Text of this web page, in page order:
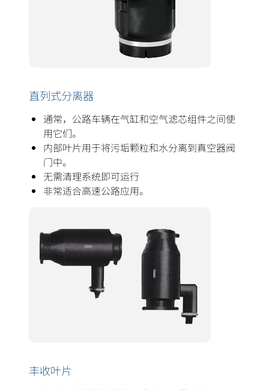
直列式分离器
通常，公路车辆在气缸和空气滤芯组件之间使
用它们。
内部叶片用于将污垢颗粒和水分离到真空器阀
门中。
无需清理系统即可运行
非常适合高速公路应用。
丰收叶片